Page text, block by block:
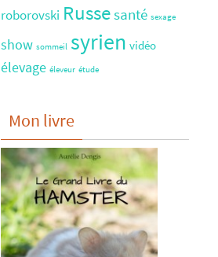
roborovski Russesanté sexage
show sommeil syrien vidéo
élevage éleveur étude
Mon livre